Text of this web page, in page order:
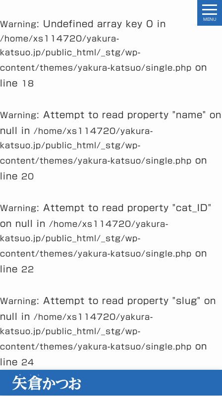
Warning: Undefined array key 0 in
/home/xs114720/yakura-
katsuo.jp/public_html/_stg/wp-
content/themes/yakura-katsuo/single.php on
line
18
Warning: Attempt to read property "name" on
null in
/home/xs114720/yakura-
katsuo.jp/public_html/_stg/wp-
content/themes/yakura-katsuo/single.php on
line 20
Warning: Attempt to read property "cat_ID"
on null in
/home/xs114720/yakura-
katsuo.jp/public_html/_stg/wp-
content/themes/yakura-katsuo/single.php on
line 22
Warning: Attempt to read property "slug" on
null in
/home/xs114720/yakura-
katsuo.jp/public_html/_stg/wp-
content/themes/yakura-katsuo/single.php on
line 24
MENU